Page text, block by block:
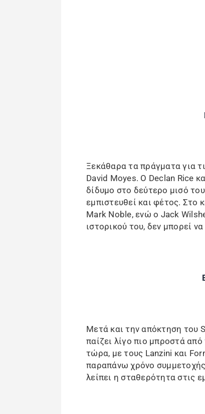
Ξεκάθαρα τα πράγματα για
David Moyes. Ο Declan Rice
δίδυμο στο δεύτερο μισό
εμπιστευθεί και φέτος. Στο
Mark Noble, ενώ ο Jack
ιστορικού του, δεν μπορεί
Μετά και την απόκτηση του
παίζει λίγο πιο μπροστά από
τώρα, με τους Lanzini και
παραπάνω χρόνο
λείπει η σταθερότητα στις